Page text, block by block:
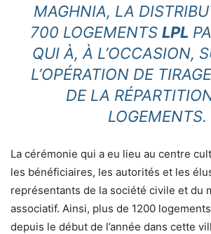
MAGHNIA, LA
700 LOGEMENTS LPL
QUI À, À L’OCCASION,
L’OPÉRATION DE
DE LA
LOGEMENTS.
La cérémonie qui a eu lieu au centre
les bénéficiaires, les autorités et les
représentants de la société civile et du
associatif. Ainsi, plus de 1200
depuis le début de l’année dans cette